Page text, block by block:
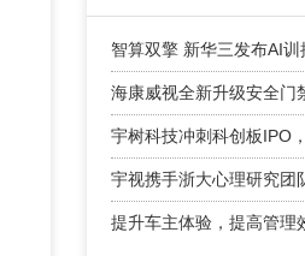
智算双擎 新华三发布AI
海康威视全新升级安全门
出入口
宇树科技冲刺科创板IPO
形机器人成业绩增长引擎
宇视携手浙大心理研究团
举”育人新路径
提升车主体验，提高管理